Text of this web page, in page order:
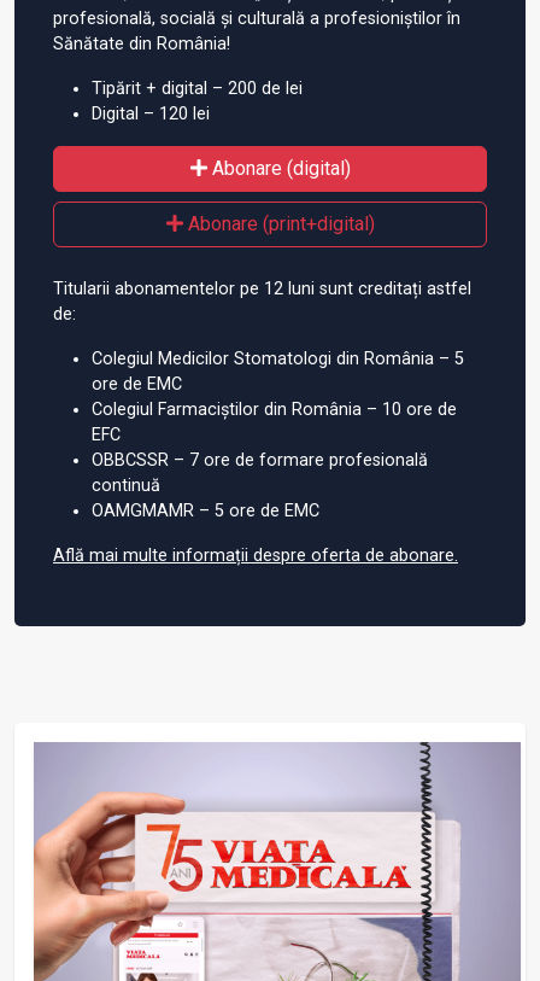
profesională, socială și culturală a profesioniștilor în
Sănătate din România!
Tipărit + digital – 200 de lei
Digital – 120 lei
Abonare (digital)
Abonare (print+digital)
Titularii abonamentelor pe 12 luni sunt creditați astfel
de:
Colegiul Medicilor Stomatologi din România – 5
ore de EMC
Colegiul Farmaciștilor din România – 10 ore de
EFC
OBBCSSR – 7 ore de formare profesională
continuă
OAMGMAMR – 5 ore de EMC
Află mai multe informații despre oferta de abonare.